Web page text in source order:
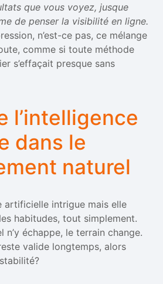
que vous voyez, jusque
de penser la visibilité en ligne.
n’est-ce pas, ce mélange
comme si toute méthode
s’effaçait presque sans
l’intelligence
dans le
naturel
artificielle intrigue mais elle
habitudes, tout simplement.
n’y échappe, le terrain change.
valide longtemps, alors